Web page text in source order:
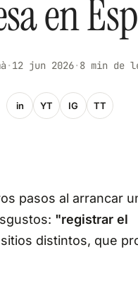
en
· 12 jun 2026· 8 min de
in YT IG TT
pasos al arrancar
"registrar el
distintos, que